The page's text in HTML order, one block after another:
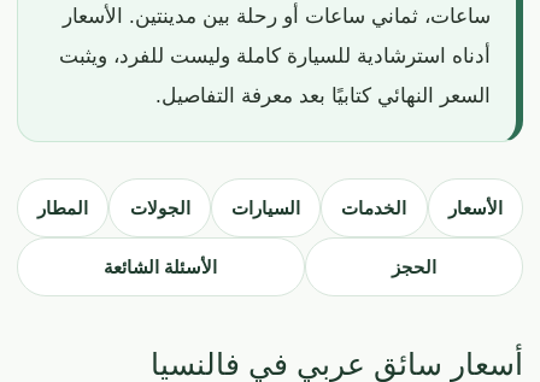
ساعات، ثماني ساعات أو رحلة بين مدينتين. الأسعار
أدناه استرشادية للسيارة كاملة وليست للفرد، ويثبت
السعر النهائي كتابيًا بعد معرفة التفاصيل.
الأسعار الخدمات السيارات الجولات المطار
الحجز الأسئلة الشائعة
أسعار سائق عربي في فالنسيا